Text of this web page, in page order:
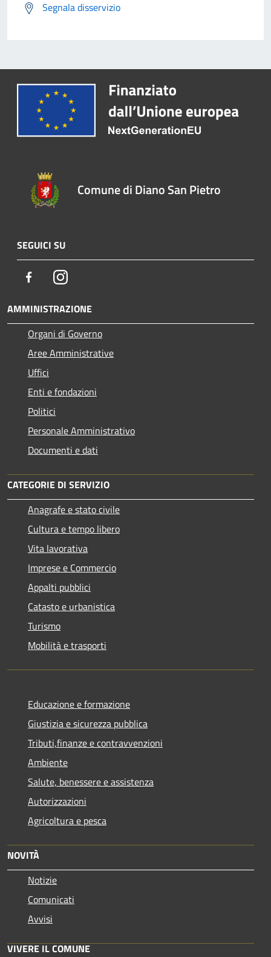
Segnala disservizio
Comune di Diano San Pietro
SEGUICI SU
FacebookInstagram
AMMINISTRAZIONE
Organi di Governo
Aree Amministrative
Uffici
Enti e fondazioni
Politici
Personale Amministrativo
Documenti e dati
CATEGORIE DI SERVIZIO
Anagrafe e stato civile
Cultura e tempo libero
Vita lavorativa
Imprese e Commercio
Appalti pubblici
Catasto e urbanistica
Turismo
Mobilità e trasporti
Educazione e formazione
Giustizia e sicurezza pubblica
Tributi,finanze e contravvenzioni
Ambiente
Salute, benessere e assistenza
Autorizzazioni
Agricoltura e pesca
NOVITÀ
Notizie
Comunicati
Avvisi
VIVERE IL COMUNE